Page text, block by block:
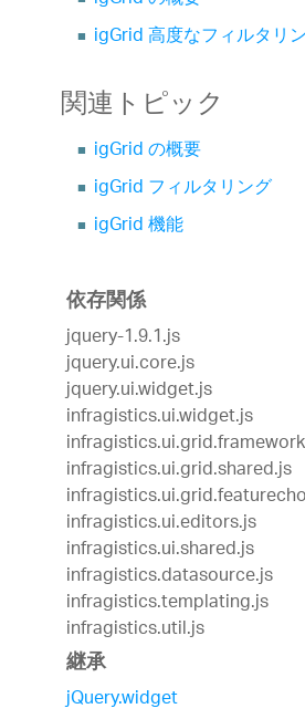
igGrid 高度なフィルタリ
関連トピック
igGrid の概要
igGrid フィルタリング
igGrid 機能
依存関係
jquery-1.9.1.js
jquery.ui.core.js
jquery.ui.widget.js
infragistics.ui.widget.js
infragistics.ui.grid.shared.js
infragistics.ui.editors.js
infragistics.ui.shared.js
infragistics.datasource.js
infragistics.templating.js
infragistics.util.js
継承
jQuery.widget